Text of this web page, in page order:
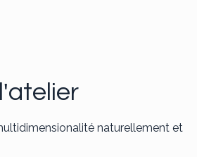
naturellement et